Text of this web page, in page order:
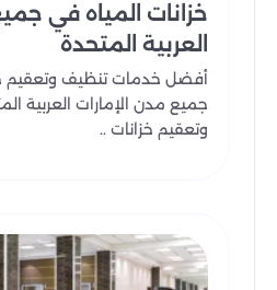
خزانات المياه في
العربية المتحدة
أفضل خدمات تنظيف وتعقيم
جميع مدن الإمارات العربية
وتعقيم خزانات ..